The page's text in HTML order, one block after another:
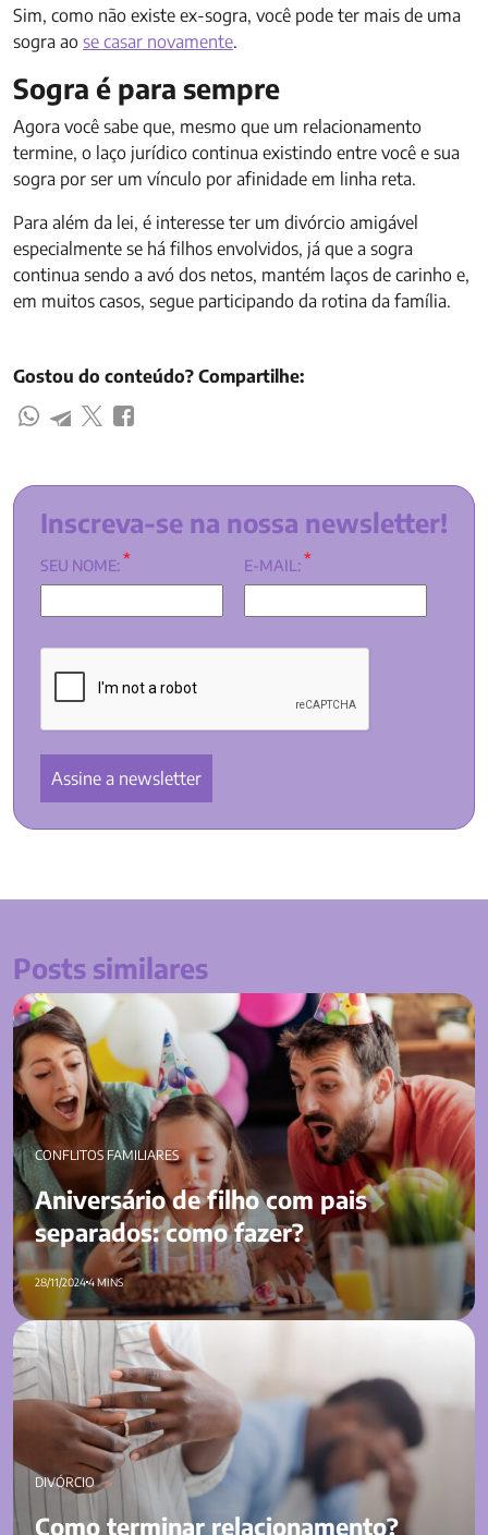
Sim, como não existe ex-sogra, você pode ter mais de uma
sogra ao se casar novamente.
Sogra é para sempre
Agora você sabe que, mesmo que um relacionamento
termine, o laço jurídico continua existindo entre você e sua
sogra por ser um vínculo por afinidade em linha reta.
Para além da lei, é interesse ter um divórcio amigável
especialmente se há filhos envolvidos, já que a sogra
continua sendo a avó dos netos, mantém laços de carinho e,
em muitos casos, segue participando da rotina da família.
Gostou do conteúdo? Compartilhe:
Inscreva-se na nossa newsletter!
SEU NOME:* E-MAIL:*
Posts similares
Aniversário de filho com pais separados: como fazer?
CONFLITOS FAMILIARES
Aniversário de filho com pais
separados: como fazer?
28/11/20244 MINS
Como terminar relacionamento? Confira 7 dicas
DIVÓRCIO
Como terminar relacionamento?